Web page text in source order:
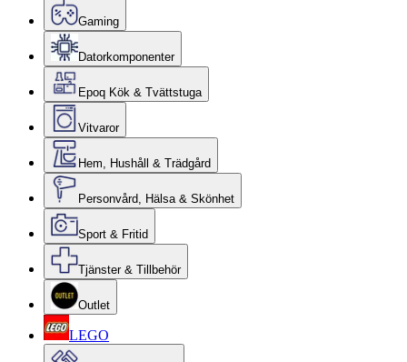
Gaming
Datorkomponenter
Epoq Kök & Tvättstuga
Vitvaror
Hem, Hushåll & Trädgård
Personvård, Hälsa & Skönhet
Sport & Fritid
Tjänster & Tillbehör
Outlet
LEGO